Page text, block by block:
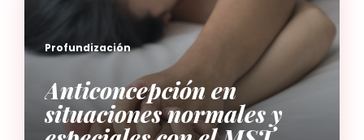
Profundización
Anticoncepción en
situaciones normales y